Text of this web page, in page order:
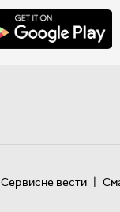
Сервисне вести |